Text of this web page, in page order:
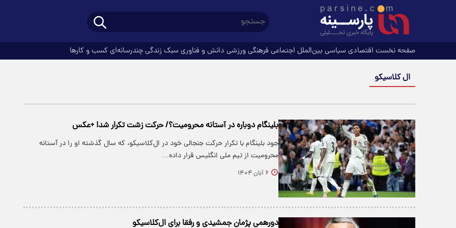
صفحه نخست اقتصادی سیاسی بین‌الملل اجتماعی فرهنگیورزشی دانش و فناوری سبک زندگیچندرسانه‌ای کسب و کارها
ال کلاسیکو
بلینگام دوباره در آستانه محرومیت؟/ حرکت زشت تکرار شد! +عکس
جود بلینگام با تکرار حرکت جنجالی خود در ال‌کلاسیکو، که سال گذشته او را در آستانه
محرومیت از تیم ملی انگلیس قرار داده…
۶ آبان ۱۴۰۴
دورهمی پژمان جمشیدی و رفقا برای ال‌کلاسیکو